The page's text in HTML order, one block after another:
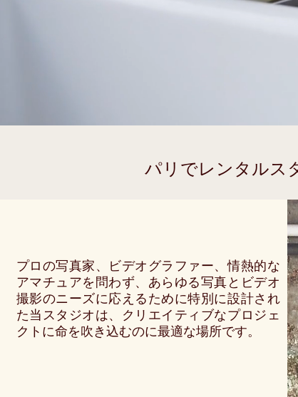
パリでレンタルス
プロの写真家、ビデオグラファー、情熱的な
アマチュアを問わず、あらゆる写真とビデオ
撮影のニーズに応えるために特別に設計され
た当スタジオは、クリエイティブなプロジェ
クトに命を吹き込むのに最適な場所です。